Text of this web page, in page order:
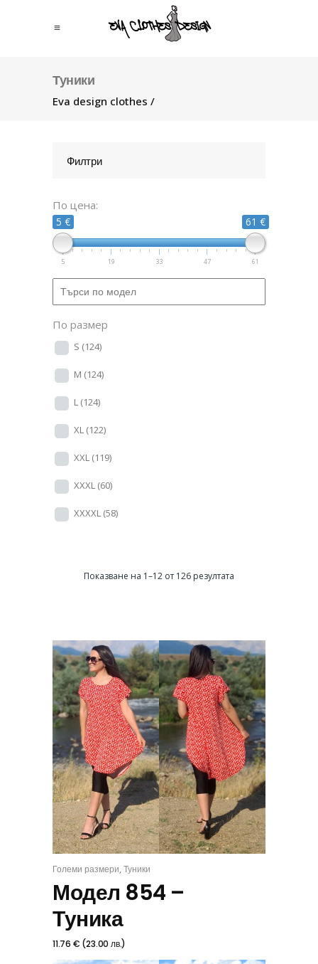
Туники
Eva design clothes /
Филтри
По цена:
5 € 61 €
5 19 33 47 61
По размер
S (124)
M (124)
L (124)
XL (122)
XXL (119)
XXXL (60)
XXXXL (58)
Показване на 1–12 от 126 резултата
ИЗБЕРИ
Големи размери,Туники
Модел 854 –
Туника
11.76 € (23.00лв.)